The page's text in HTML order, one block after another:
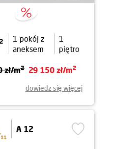
2
1 pokój z
aneksem
1
piętro
zł/m2 29 150 zł/m2
dowiedz się więcej
A 12